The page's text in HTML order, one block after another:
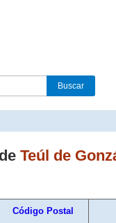
Teúl de
Código Postal